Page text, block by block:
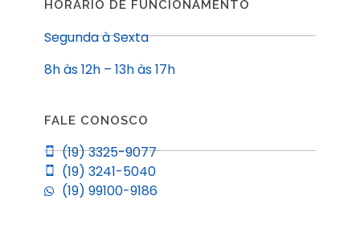
HORÁRIO DE FUNCIONAMENTO
Segunda à Sexta
8h às 12h – 13h às 17h
FALE CONOSCO
(19) 3325-9077
(19) 3241-5040
(19) 99100-9186